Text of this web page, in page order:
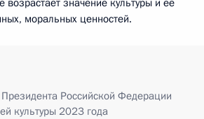
моральных ценностей.
Российской Федерации
культуры 2023 года